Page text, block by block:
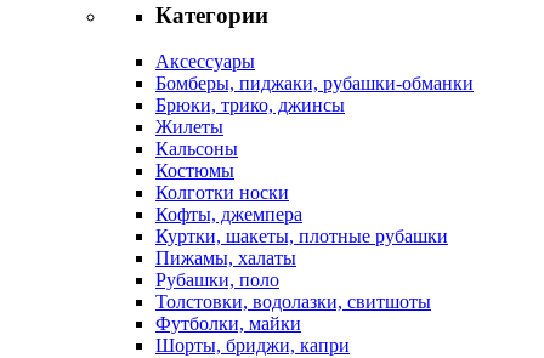
Категории
Аксессуары
Бомберы, пиджаки, рубашки-обманки
Брюки, трико, джинсы
Жилеты
Кальсоны
Костюмы
Колготки носки
Кофты, джемпера
Куртки, шакеты, плотные рубашки
Пижамы, халаты
Рубашки, поло
Толстовки, водолазки, свитшоты
Футболки, майки
Шорты, бриджи, капри